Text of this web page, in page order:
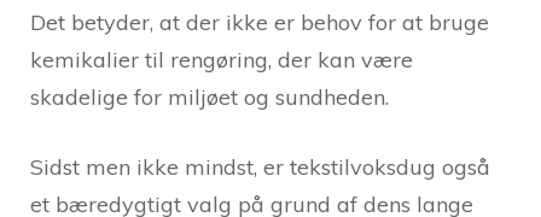
Det betyder, at der ikke er behov for at bruge
kemikalier til rengøring, der kan være
skadelige for miljøet og sundheden.
Sidst men ikke mindst, er tekstilvoksdug også
et bæredygtigt valg på grund af dens lange